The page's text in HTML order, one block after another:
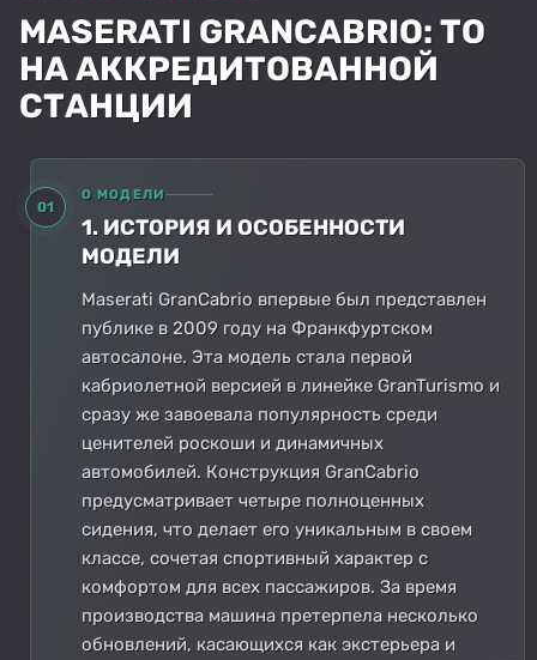
MASERATI GRANCABRIO: ТО
НА АККРЕДИТОВАННОЙ
СТАНЦИИ
01
О МОДЕЛИ
1. ИСТОРИЯ И ОСОБЕННОСТИ
МОДЕЛИ
Maserati GranCabrio впервые был представлен
публике в 2009 году на Франкфуртском
автосалоне. Эта модель стала первой
кабриолетной версией в линейке GranTurismo и
сразу же завоевала популярность среди
ценителей роскоши и динамичных
автомобилей. Конструкция GranCabrio
предусматривает четыре полноценных
сидения, что делает его уникальным в своем
классе, сочетая спортивный характер с
комфортом для всех пассажиров. За время
производства машина претерпела несколько
обновлений, касающихся как экстерьера и